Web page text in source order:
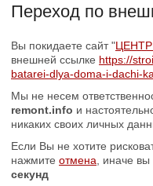
Переход по
Вы покидаете сайт "
внешней ссылке https://
batarei-dlya-doma-i-dachi-
Мы не несем
remont.info и
никаких своих личных
Если Вы не хотите
нажмите отмена , иначе
секунд